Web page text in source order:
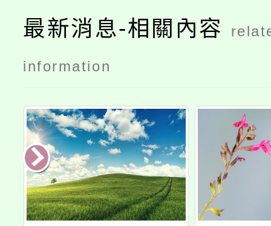
最新消息-相關內容
information